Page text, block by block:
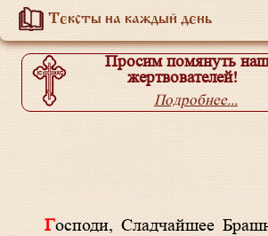
Тексты на каждый день
Просим помянуть
жертвователей!
Подробнее...
Господи, Сладчайшее Брашно наше, никогдаже гиблющее, но пребывающее в живот вечный! Очисти раба Твоего